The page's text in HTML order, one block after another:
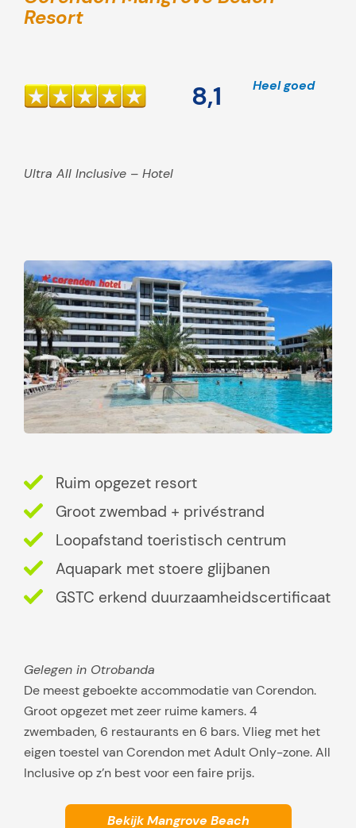
Resort
8,1 Heel goed
Ultra All Inclusive – Hotel
Ruim opgezet resort
Groot zwembad + privéstrand
Loopafstand toeristisch centrum
Aquapark met stoere glijbanen
GSTC erkend duurzaamheidscertificaat
Gelegen in Otrobanda
De meest geboekte accommodatie van Corendon.
Groot opgezet met zeer ruime kamers. 4
zwembaden, 6 restaurants en 6 bars. Vlieg met het
eigen toestel van Corendon met Adult Only-zone. All
Inclusive op z’n best voor een faire prijs.
Bekijk Mangrove Beach